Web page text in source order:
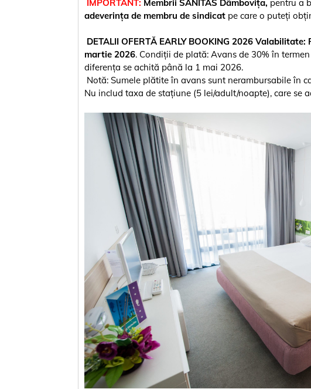
IMPORTANT: Membrii SANITAS Dâmbovița, pentru a
adeverința de membru de sindicat pe care o puteți
DETALII OFERTĂ EARLY BOOKING 2026
martie 2026. Condiții de plată: Avans de 30% în
diferența se achită până la 1 mai 2026.
Notă: Sumele plătite în avans sunt nerambursabile în
Nu includ taxa de stațiune (5 lei/adult/noapte), care se